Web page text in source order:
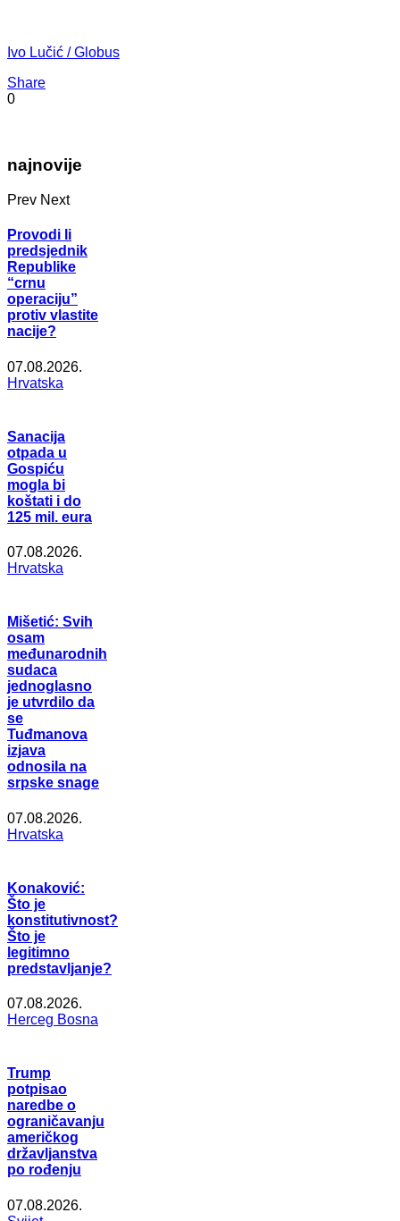
Ivo Lučić / Globus
Share
0
najnovije
Prev Next
Provodi li
predsjednik
Republike
“crnu
operaciju”
protiv vlastite
nacije?
07.08.2026.
Hrvatska
Sanacija
otpada u
Gospiću
mogla bi
koštati i do
125 mil. eura
07.08.2026.
Hrvatska
Mišetić: Svih
osam
međunarodnih
sudaca
jednoglasno
je utvrdilo da
se
Tuđmanova
izjava
odnosila na
srpske snage
07.08.2026.
Hrvatska
Konaković:
Što je
konstitutivnost?
Što je
legitimno
predstavljanje?
07.08.2026.
Herceg Bosna
Trump
potpisao
naredbe o
ograničavanju
američkog
državljanstva
po rođenju
07.08.2026.